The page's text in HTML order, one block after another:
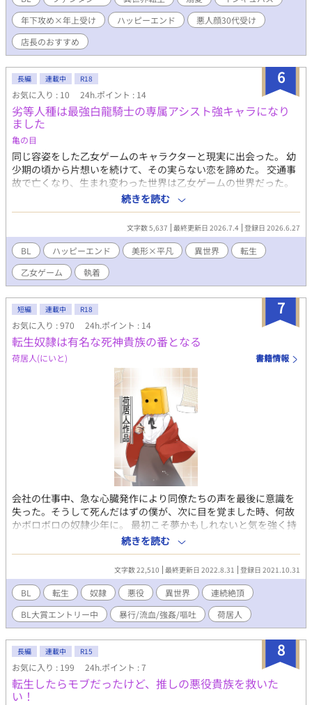
良いんだよ？」 帰るどころか毎晩毎晩誘惑してくる三男。 エロ耐
性が無さ過ぎて断るどころかどハマりする伯爵。 逆に毎日甘々に
調教されてどんどん大好き洗脳されていく。 このままじゃ真面目
に生きているのに、悪役貴族として討伐される運命が待っている
これはそんな流され系主人公が運命と戦う物語。 「アルフィ、ず
っとここに居てくれ」 「うん！そんなこと言ってくれると凄く嬉
しいけど、出来たら2人きりで言って欲しかったし酒の勢いで言わ
れるのも癪だしそもそも急だし昨日までと言ってること真逆だし
そもそもなんでちょっと泣きそうなのかわかんないし手握ってな
くても逃げないしてかもう泣いてるし怖いんだけど大丈夫？」 媚
薬、緊縛、露出、催眠、時間停止などなど。 徐々に怪しげな薬
や、秘密な魔道具、エロいことに特化した魔法なども出てきま
す。基本的に激しく痛みを伴うプレイはなく、快楽系の甘やかし
調教や、羞恥系のプレイがメインです。 全8章128話、11月27日
に完結します。 なおエロ描写がある話には♡を付けています。 ※
ややハードな内容のプレイもございます。誤って見てしまった方
は、すぐに1〜2杯の牛乳または水、あるいは生卵を飲んで、かか
りつけ医にご相談する前に落ち着いて下さい。 感想やご指摘、叱
咤激励、有給休暇等貰えると嬉しいです！ノシ
年下攻め×年上受け
ハッピーエンド
悪人顔30代受け
店長のおすすめ
6
長編 連載中 R18
お気に入り : 10 24h.ポイント : 14
劣等人種は最強白龍騎士の専属アシスト強キャラになり
ました
亀の目
同じ容姿をした乙女ゲームのキャラクターと現実に出会った。 幼
少期の頃から片想いを続けて、その実らない恋を諦めた。 交通事
故で亡くなり、生まれ変わった世界は乙女ゲームの世界だった。
魔法世界で魔法が使えない劣等人種になりながらもひっそりと暮
らしていた。 十代最後の年に運命が大きく変わった。 幸せは一気
に堕ちて、奴隷として地獄の日々を過ごして気付いた。 自分が乙
女ゲームの悪役貴族の当て馬奴隷だという事に… 美しい容姿に人
ならざる強大な力を持ちながらも、やる気がない青年は出会っ
た。 二度と会う事はないと思っていた初恋のあの子に… 好きな子
以外に無関心な激重最強白龍騎士×借金のかたに売られた童顔平
凡な当て馬人間奴隷 前世で出来なかった甘く苦しい初恋をもう一
度君と…
続きを読む
文字数 5,637 最終更新日 2026.7.4 登録日 2026.6.27
BL ハッピーエンド 美形×平凡 異世界
転生
乙女ゲーム
執着
7
短編 連載中 R18
お気に入り : 970 24h.ポイント : 14
転生奴隷は有名な死神貴族の番となる
荷居人(にいと) 書籍情報
会社の仕事中、急な心臓発作により同僚たちの声を最後に意識を
失った。そうして死んだはずの僕が、次に目を覚ました時、何故
かボロボロの奴隷少年に。 最初こそ夢かもしれないと気を強く持
ったが変わらない奴隷生活に、絶望や苦痛を味わううちに諦めが
つき、死にたいと思ったその時、あの人は現れたのだ。
「………？おかしいな」 「………？」 黒い髪に凍てつくような赤
い目。だけど不思議と安心してしまう雰囲気がその人にはあり、
その日奴隷商を営んでいるオーナーというその人に引き取られる
運びとなった。 これは転生奴隷少年と死神と言われる悪役貴族の
話。 R18入ります。 BL大賞応募作品です。応援いただけたら嬉し
いです。
続きを読む
文字数 22,510 最終更新日 2022.8.31 登録日 2021.10.31
BL 転生 奴隷 悪役 異世界
連続絶頂
BL大賞エントリー中
暴行/流血/強姦/嘔吐 荷居人
8
長編 連載中 R15
お気に入り : 199 24h.ポイント : 7
転生したらモブだったけど、推しの悪役貴族を救いた
い！